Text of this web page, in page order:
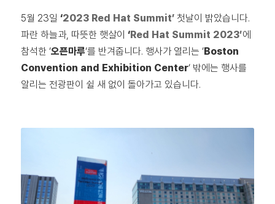
5월 23일 ‘2023 Red Hat Summit’첫날이 밝았습니다.
파란 하늘과, 따뜻한 햇살이 ‘Red Hat Summit 2023′에
참석한 ‘오픈마루‘를 반겨줍니다. 행사가 열리는 ‘Boston
Convention and Exhibition Center‘ 밖에는 행사를
알리는 전광판이 쉴 새 없이 돌아가고 있습니다.